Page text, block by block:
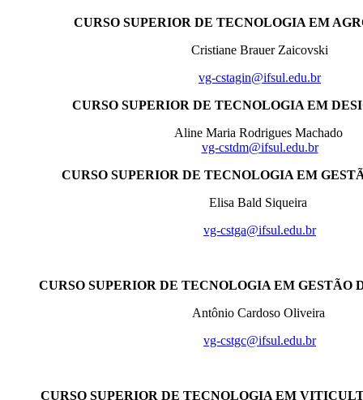
CURSO SUPERIOR DE TECNOLOGIA EM
Cristiane Brauer Zaicovski
vg-cstagin@ifsul.edu.br
CURSO SUPERIOR DE TECNOLOGIA EM
Aline Maria Rodrigues Machado
vg-cstdm@ifsul.edu.br
CURSO SUPERIOR DE TECNOLOGIA EM
Elisa Bald Siqueira
vg-cstga@ifsul.edu.br
CURSO SUPERIOR DE TECNOLOGIA EM GESTÃO
Antônio Cardoso Oliveira
vg-cstgc@ifsul.edu.br
CURSO SUPERIOR DE TECNOLOGIA EM